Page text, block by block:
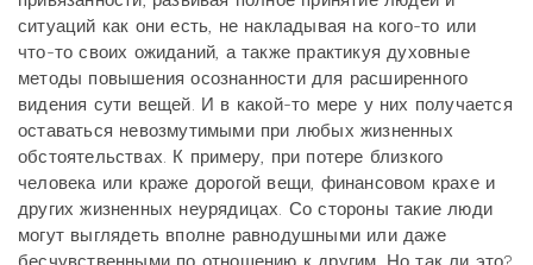
ситуаций как они есть, не накладывая на кого-то или
что-то своих ожиданий, а также практикуя духовные
методы повышения осознанности для расширенного
видения сути вещей. И в какой-то мере у них получается
оставаться невозмутимыми при любых жизненных
обстоятельствах. К примеру, при потере близкого
человека или краже дорогой вещи, финансовом крахе и
других жизненных неурядицах. Со стороны такие люди
могут выглядеть вполне равнодушными или даже